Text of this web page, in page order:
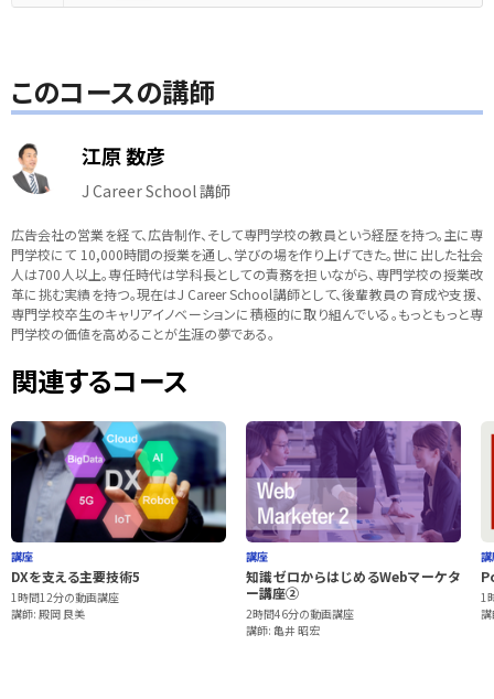
このコースの講師
江原 数彦
J Career School 講師
広告会社の営業を経て、広告制作、そして専門学校の教員という経歴を持つ。主に専
門学校にて 10,000時間の授業を通し、学びの場を作り上げてきた。世に出した社会
人は700人以上。専任時代は学科長としての責務を担いながら、専門学校の授業改
革に挑む実績を持つ。現在はJ Career School講師として、後輩教員の育成や支援、
専門学校卒生のキャリアイノベーションに積極的に取り組んでいる。もっともっと専
門学校の価値を高めることが生涯の夢である。
関連するコース
講座
DXを支える主要技術5
1時間12分の動画講座
講師: 殿岡 良美
講座
知識ゼロからはじめるWebマーケタ
ー講座②
2時間46分の動画講座
講師: 亀井 昭宏
1